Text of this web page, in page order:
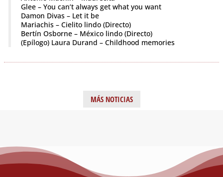
Glee – You can’t always get what you want
Damon Divas – Let it be
Mariachis – Cielito lindo (Directo)
Bertín Osborne – México lindo (Directo)
(Epílogo) Laura Durand – Childhood memories
MÁS NOTICIAS